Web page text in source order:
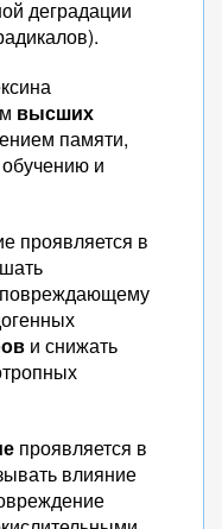
деградации
высших
памяти,
и
проявляется в
и снижать
проявляется в
влияние